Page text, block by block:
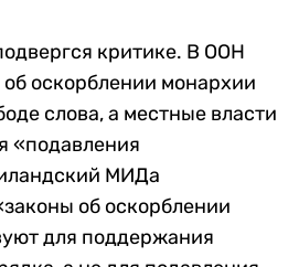
критике. В ООН
об оскорблении монархии
слова, а местные власти
«подавления
МИДа
об оскорблении
для поддержания